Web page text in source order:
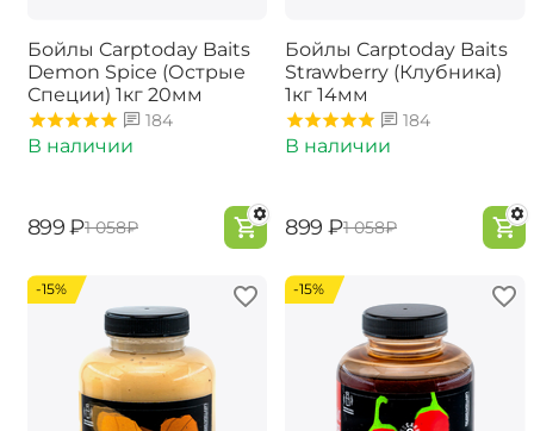
Бойлы Carptoday Baits
Demon Spice (Острые
Специи) 1кг 20мм
184
В наличии
‍899‍ ₽‍1 058‍₽
Бойлы Carptoday Baits
Strawberry (Клубника)
1кг 14мм
184
В наличии
‍899‍ ₽‍1 058‍₽
-15% -15%